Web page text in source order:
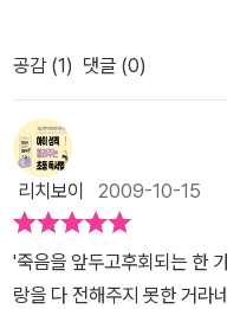
울지. 하지만 그 다음에는
을 집중하네.- 어떻게 죽어야
배울 수 있다네- Mitch says
은 내 마음대로 조종할 수 있
각도 있고 반응을 보이는 유
일은 정말 내 뜻대로 심지어
게 하느라 나는 더 외로워지
아-경험에서 벗어나기벗어
가지 못하게 한다는 뜻은 아
읽으면서 수시로울기도 하
있는 책이다. 너무 재밌어서
게 찾아가지 않았는가 싶어
의 스승이 있었다면 어땠을
르침을 줄 수 있는 스승이 있
수 있지 않았을까. 지금 존경
고 싶다. 제발 그 인연을 좀
엇이란 말인가......웬지 모를
도 않았다.....읽어봐야 별 내
가 좋지 않은 책은 읽지 아
제 쓸데없는 책을 읽느냐고
데........더이상 읽지 않기로
런지....
공감 (1) 댓글 (0)
리치보이 2009-10-15
'죽음을 앞두고후회되는 한
랑을 다 전해주지 못한 거라